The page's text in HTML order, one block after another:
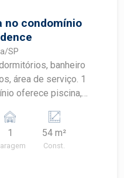
no condomínio
SP
banheiro
área de serviço. 1
oferece piscina,
1 54 m²
Const.